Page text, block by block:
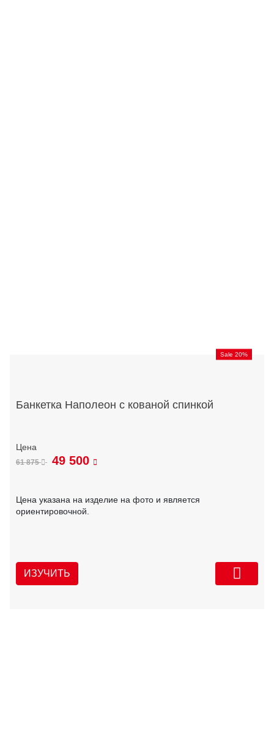
Sale 20%
Банкетка Наполеон с кованой спинкой
61 875 49 500
Цена указана на изделие на фото и является
ориентировочной.
ИЗУЧИТЬ